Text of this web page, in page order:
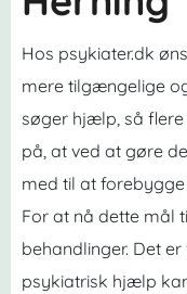
Hos psykiater.dk
mere tilgængelige
søger hjælp, så
på, at ved at gøre
med til at
For at nå dette mål
behandlinger. Det
psykiatrisk hjælp